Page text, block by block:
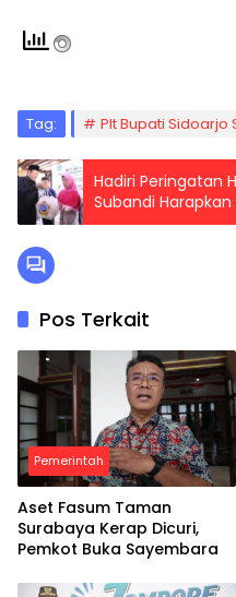
Tag: Plt Bupati Sidoarjo
Hadiri Peringatan
Subandi Harapkan
Mengawal
Pos Terkait
Pemerintah
Aset Fasum Taman
Surabaya Kerap Dicuri,
Pemkot Buka Sayembara